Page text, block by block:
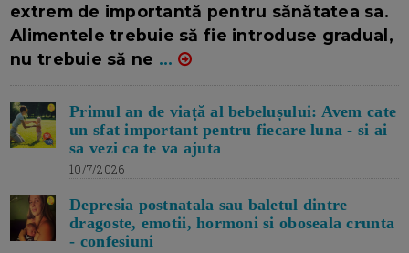
extrem de importantă pentru sănătatea sa.
Alimentele trebuie să fie introduse gradual,
nu trebuie să ne ...
Primul an de viață al bebelușului: Avem cate
un sfat important pentru fiecare luna - si ai
sa vezi ca te va ajuta
10/7/2026
Depresia postnatala sau baletul dintre
dragoste, emotii, hormoni si oboseala crunta
- confesiuni